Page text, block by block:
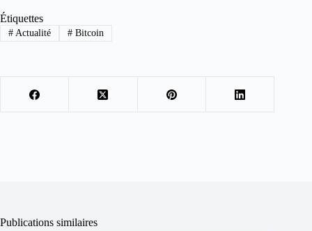
Étiquettes
#Actualité #Bitcoin
Publications similaires